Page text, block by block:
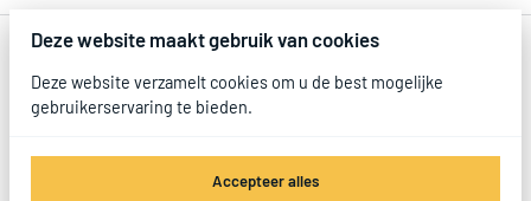
Deze website maakt gebruik van cookies
Deze website verzamelt cookies om u de best mogelijke
gebruikerservaring te bieden.
Accepteer alles